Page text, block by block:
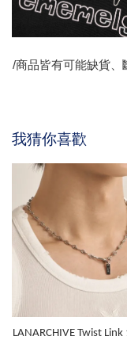
/商品皆有可能缺貨、
我猜你喜歡
LANARCHIVE Twist